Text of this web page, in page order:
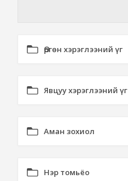
Өргөн хэрэглээний үг
Явцуу хэрэглээний үг
Аман зохиол
Нэр томьёо